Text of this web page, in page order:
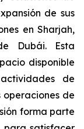
de sus
en Sharjah,
Dubái. Esta
disponible
de
de
forma parte